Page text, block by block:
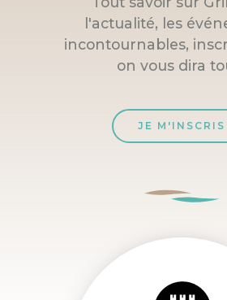
l'actualité, les
incontournables,
on vous dira
JE M'INSCRIS